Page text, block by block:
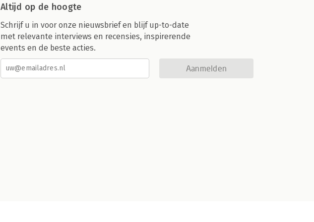
Altijd op de hoogte
Schrijf u in voor onze nieuwsbrief en blijf up-to-date
met relevante interviews en recensies, inspirerende
events en de beste acties.
Aanmelden